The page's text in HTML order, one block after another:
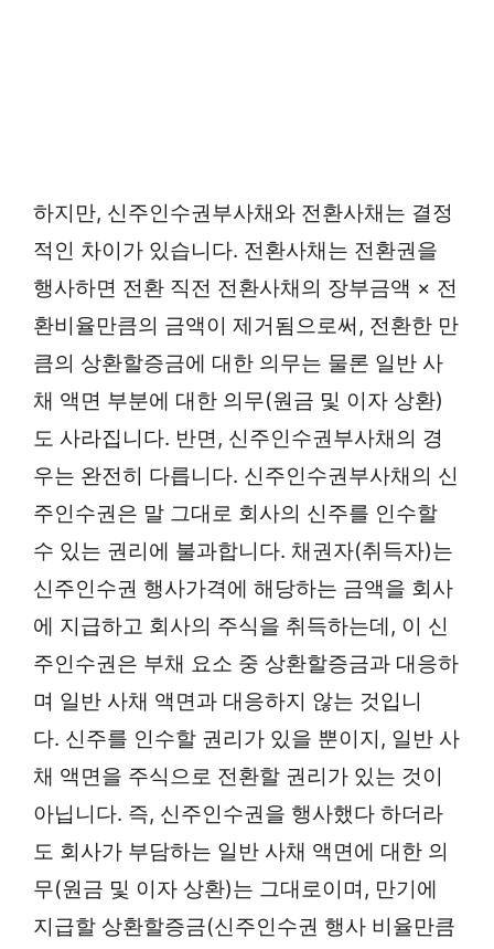
하지만, 신주인수권부사채와 전환사채는 결정
적인 차이가 있습니다. 전환사채는 전환권을
행사하면 전환 직전 전환사채의 장부금액 × 전
환비율만큼의 금액이 제거됨으로써, 전환한 만
큼의 상환할증금에 대한 의무는 물론 일반 사
채 액면 부분에 대한 의무(원금 및 이자 상환)
도 사라집니다. 반면, 신주인수권부사채의 경
우는 완전히 다릅니다. 신주인수권부사채의 신
주인수권은 말 그대로 회사의 신주를 인수할
수 있는 권리에 불과합니다. 채권자(취득자)는
신주인수권 행사가격에 해당하는 금액을 회사
에 지급하고 회사의 주식을 취득하는데, 이 신
주인수권은 부채 요소 중 상환할증금과 대응하
며 일반 사채 액면과 대응하지 않는 것입니
다. 신주를 인수할 권리가 있을 뿐이지, 일반 사
채 액면을 주식으로 전환할 권리가 있는 것이
아닙니다. 즉, 신주인수권을 행사했다 하더라
도 회사가 부담하는 일반 사채 액면에 대한 의
무(원금 및 이자 상환)는 그대로이며, 만기에
지급할 상환할증금(신주인수권 행사 비율만큼